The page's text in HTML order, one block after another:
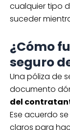
cualquier tipo
suceder
¿Cómo
seguro
Una póliza de
documento
del
Ese acuerdo
claros para